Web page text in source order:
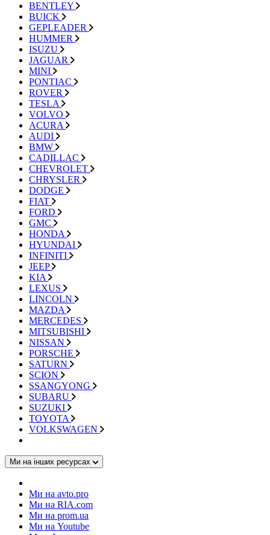
BENTLEY
BUICK
GEPLEADER
HUMMER
ISUZU
JAGUAR
MINI
PONTIAC
ROVER
TESLA
VOLVO
ACURA
AUDI
BMW
CADILLAC
CHEVROLET
CHRYSLER
DODGE
FIAT
FORD
GMC
HONDA
HYUNDAI
INFINITI
JEEP
KIA
LEXUS
LINCOLN
MAZDA
MERCEDES
MITSUBISHI
NISSAN
PORSCHE
SATURN
SCION
SSANGYONG
SUBARU
SUZUKI
TOYOTA
VOLKSWAGEN
Ми на інших ресурсах
Ми на avto.pro
Ми на RIA.com
Ми на prom.ua
Ми на Youtube